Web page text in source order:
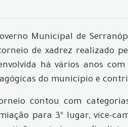
Municipal de
de xadrez realizado
há vários anos
do município e
contou com
para 3º lugar, vice-